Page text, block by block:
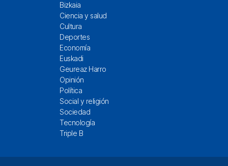
Bizkaia
Ciencia y salud
Cultura
Deportes
Economía
Euskadi
Geureaz Harro
Opinión
Política
Social y religión
Sociedad
Tecnología
Triple B